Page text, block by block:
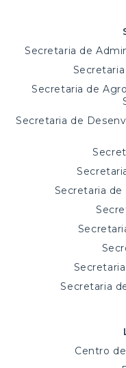
Secretaria de
Secretaria de
Secretaria de
Secretaria de
Secretaria
Centro